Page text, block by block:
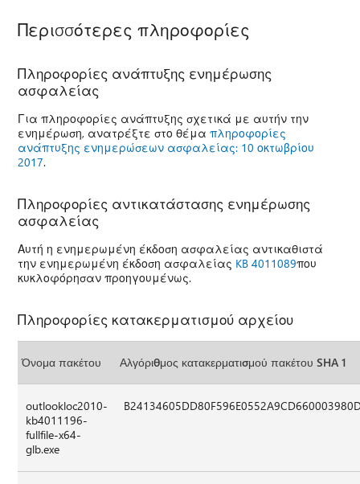
Περισσότερες πληροφορίες
Πληροφορίες ανάπτυξης ενημέρωσης
ασφαλείας
Για πληροφορίες ανάπτυξης σχετικά με αυτήν την
ενημέρωση, ανατρέξτε στο θέμαπληροφορίες
ανάπτυξης ενημερώσεων ασφαλείας: 10 οκτωβρίου
2017.
Πληροφορίες αντικατάστασης ενημέρωσης
ασφαλείας
Αυτή η ενημερωμένη έκδοση ασφαλείας αντικαθιστά
την ενημερωμένη έκδοση ασφαλείας KB 4011089που
κυκλοφόρησαν προηγουμένως.
Πληροφορίες κατακερματισμού αρχείου
Όνομα πακέτου Αλγόριθμος κατακερματισμού πακέτου SHA 1
outlookloc2010-
kb4011196-
fullfile-x64-
glb.exe